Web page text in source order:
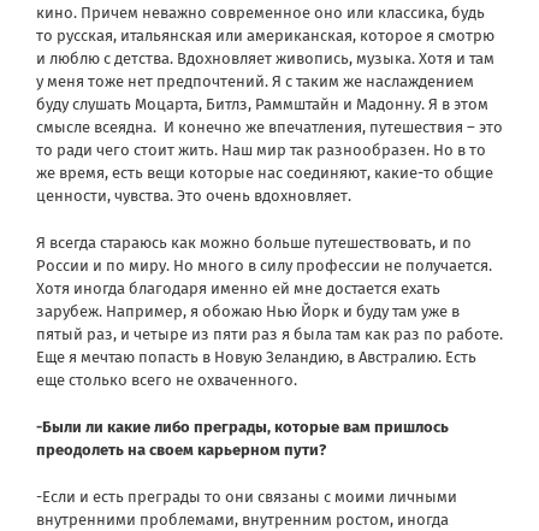
кино. Причем неважно современное оно или классика, будь
то русская, итальянская или американская, которое я смотрю
и люблю с детства. Вдохновляет живопись, музыка. Хотя и там
у меня тоже нет предпочтений. Я с таким же наслаждением
буду слушать Моцарта, Битлз, Раммштайн и Мадонну. Я в этом
смысле всеядна. И конечно же впечатления, путешествия – это
то ради чего стоит жить. Наш мир так разнообразен. Но в то
же время, есть вещи которые нас соединяют, какие-то общие
ценности, чувства. Это очень вдохновляет.
Я всегда стараюсь как можно больше путешествовать, и по
России и по миру. Но много в силу профессии не получается.
Хотя иногда благодаря именно ей мне достается ехать
зарубеж. Например, я обожаю Нью Йорк и буду там уже в
пятый раз, и четыре из пяти раз я была там как раз по работе.
Еще я мечтаю попасть в Новую Зеландию, в Австралию. Есть
еще столько всего не охваченного.
-Были ли какие либо преграды, которые вам пришлось
преодолеть на своем карьерном пути?
-Если и есть преграды то они связаны с моими личными
внутренними проблемами, внутренним ростом, иногда